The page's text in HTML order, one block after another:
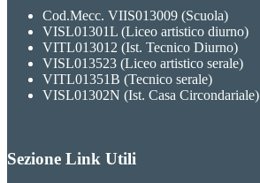
Cod.Mecc. VIIS013009 (Scuola)
VISL01301L (Liceo artistico diurno)
VITL013012 (Ist. Tecnico Diurno)
VISL013523 (Liceo artistico serale)
VITL01351B (Tecnico serale)
VISL01302N (Ist. Casa Circondariale)
Sezione Link Utili